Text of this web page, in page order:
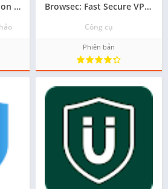
Мой Комикс - Webtoon & Манхва tải trò chơi về máy điện thoại miễn phí Browsec: Fast Secure VPN Proxy tải ứng dụng về điện thoại - Miễn phí
Công cụ
Phiên bản